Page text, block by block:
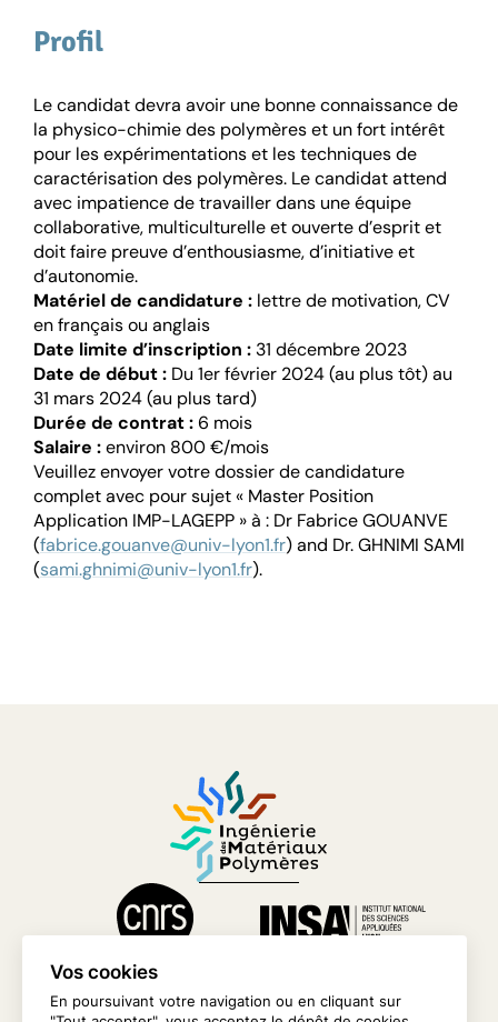
Profil
Le candidat devra avoir une bonne connaissance de
la physico-chimie des polymères et un fort intérêt
pour les expérimentations et les techniques de
caractérisation des polymères. Le candidat attend
avec impatience de travailler dans une équipe
collaborative, multiculturelle et ouverte d’esprit et
doit faire preuve d’enthousiasme, d’initiative et
d’autonomie.
Matériel de candidature : lettre de motivation, CV
en français ou anglais
Date limite d’inscription : 31 décembre 2023
Date de début : Du 1er février 2024 (au plus tôt) au
31 mars 2024 (au plus tard)
Durée de contrat :6 mois
Salaire :environ 800 €/mois
Veuillez envoyer votre dossier de candidature
complet avec pour sujet « Master Position
Application IMP-LAGEPP » à : Dr Fabrice GOUANVE
(fabrice.gouanve@univ-lyon1.fr) and Dr. GHNIMI SAMI
(sami.ghnimi@univ-lyon1.fr).
Vos cookies
En poursuivant votre navigation ou en cliquant sur